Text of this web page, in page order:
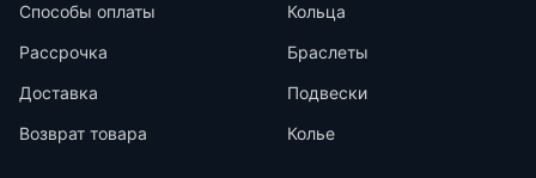
Способы оплаты
Рассрочка
Доставка
Возврат товара
Кольца
Браслеты
Подвески
Колье